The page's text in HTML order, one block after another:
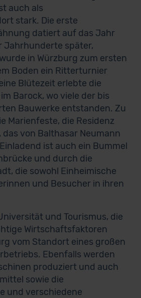
auch als
stark. Die erste
datiert auf das Jahr
Jahrhunderte später,
in Würzburg zum ersten
Boden ein Ritterturnier
Blütezeit erlebte die
Barock, wo viele der bis
Bauwerke entstanden. Zu
Marienfeste, die Residenz
das von Balthasar Neumann
ist auch ein Bummel
und durch die
die sowohl Einheimische
und Besucher in ihren
und Tourismus, die
Wirtschaftsfaktoren
vom Standort eines großen
Ebenfalls werden
produziert und auch
sowie die
und verschiedene